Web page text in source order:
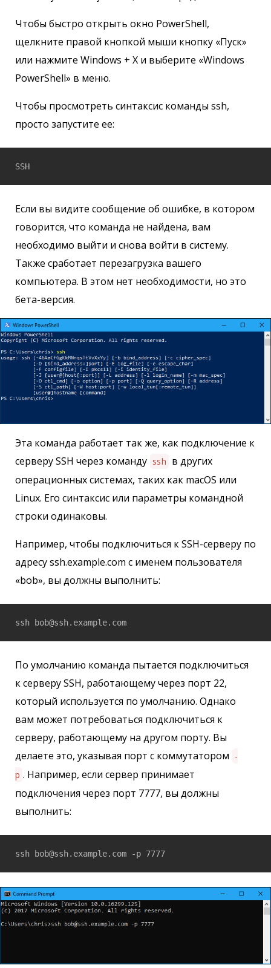
Чтобы быстро открыть окно PowerShell,
щелкните правой кнопкой мыши кнопку «Пуск»
или нажмите Windows + X и выберите «Windows
PowerShell» в меню.
Чтобы просмотреть синтаксис команды ssh,
просто запустите ее:
SSH
Если вы видите сообщение об ошибке, в котором
говорится, что команда не найдена, вам
необходимо выйти и снова войти в систему.
Также сработает перезагрузка вашего
компьютера. В этом нет необходимости, но это
бета-версия.
Эта команда работает так же, как подключение к
серверу SSH через команду ssh в других
операционных системах, таких как macOS или
Linux. Его синтаксис или параметры командной
строки одинаковы.
Например, чтобы подключиться к SSH-серверу по
адресу ssh.example.com с именем пользователя
«bob», вы должны выполнить:
ssh bob@ssh.example.com
По умолчанию команда пытается подключиться
к серверу SSH, работающему через порт 22,
который используется по умолчанию. Однако
вам может потребоваться подключиться к
серверу, работающему на другом порту. Вы
делаете это, указывая порт с коммутатором -
p . Например, если сервер принимает
подключения через порт 7777, вы должны
выполнить:
ssh bob@ssh.example.com -p 7777